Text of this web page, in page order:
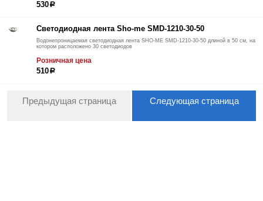
530р
Светодиодная лента Sho-me SMD-1210-30-50
Водонепроницаемая светодиодная лента SHO-ME SMD-1210-30-50 длиной в 50 см, на
котором расположено 30 светодиодов
Розничная цена
510р
Предыдущая страница Следующая страница